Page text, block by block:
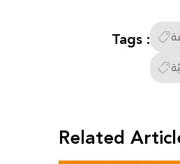
Tags :
Related